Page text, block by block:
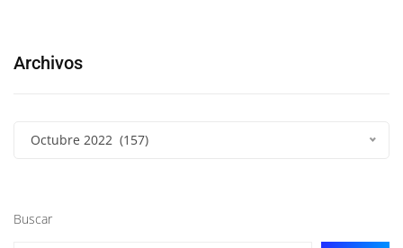
Archivos
Octubre 2022 (157)
Buscar